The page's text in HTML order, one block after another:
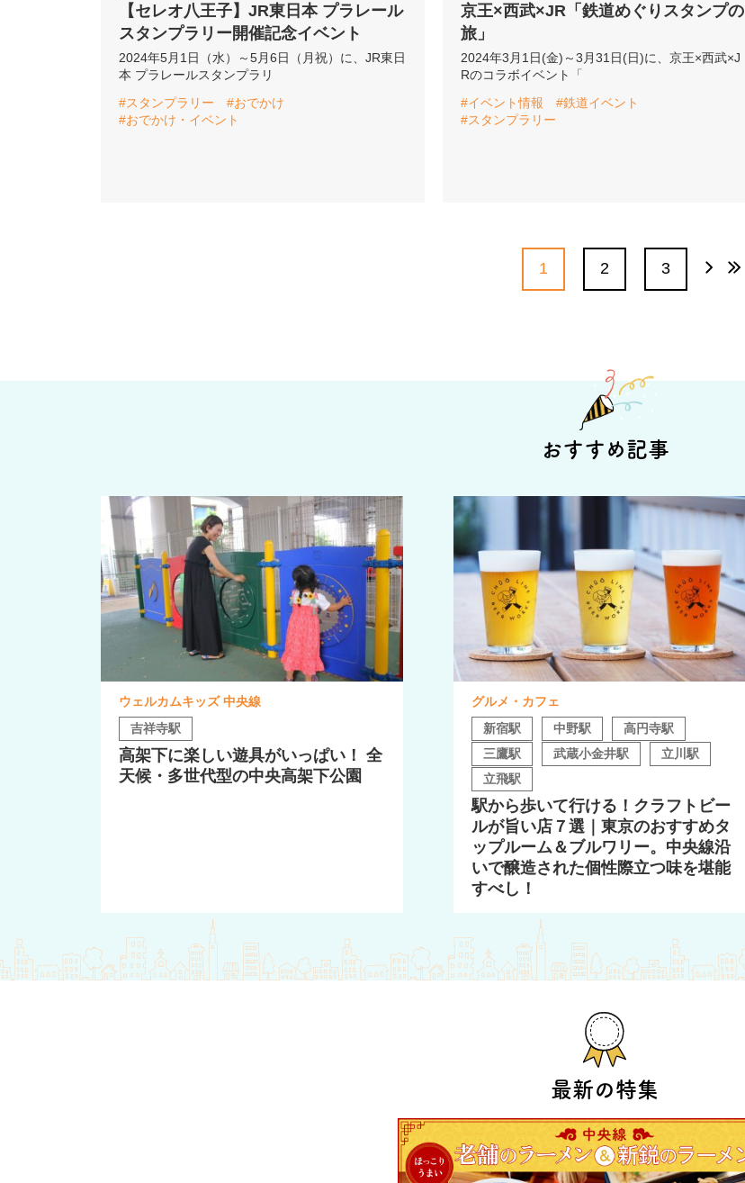
【セレオ八王子】JR東日本 プラレール
スタンプラリー開催記念イベント
2024年5月1日（水）～5月6日（月祝）に、JR東日
本 プラレールスタンプラリ
#スタンプラリー
#おでかけ
#おでかけ・イベント
京王×西武×JR「鉄道めぐりスタンプの
旅」
2024年3月1日(金)～3月31日(日)に、京王×西武×J
Rのコラボイベント「
#イベント情報
#鉄道イベント
#スタンプラリー
1 2 3
おすすめ記事
ウェルカムキッズ 中央線
吉祥寺駅
高架下に楽しい遊具がいっぱい！ 全
天候・多世代型の中央高架下公園
グルメ・カフェ
新宿駅
中野駅
高円寺駅
三鷹駅
武蔵小金井駅
立川駅
立飛駅
駅から歩いて行ける！クラフトビー
ルが旨い店７選｜東京のおすすめタ
ップルーム＆ブルワリー。中央線沿
いで醸造された個性際立つ味を堪能
すべし！
最新の特集